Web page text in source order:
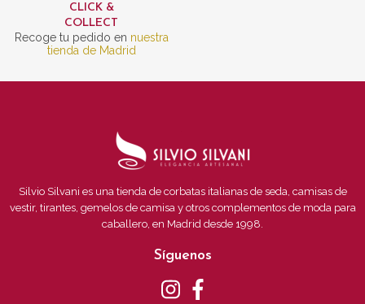
CLICK &
COLLECT
Recoge tu pedido en nuestra
tienda de Madrid
Silvio Silvani es una tienda de corbatas italianas de seda, camisas de
vestir, tirantes, gemelos de camisa y otros complementos de moda para
caballero, en Madrid desde 1998.
Síguenos